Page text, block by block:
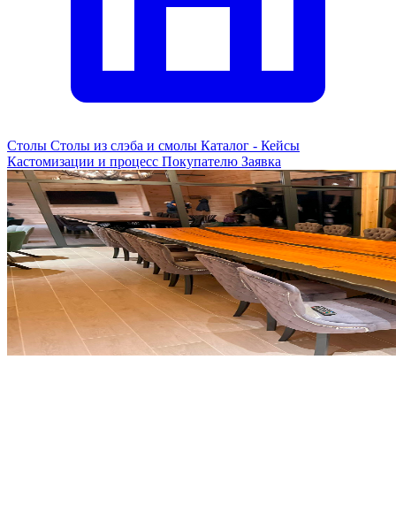
Столы Столы из слэба и смолы Каталог - Кейсы
Кастомизации и процесс Покупателю Заявка